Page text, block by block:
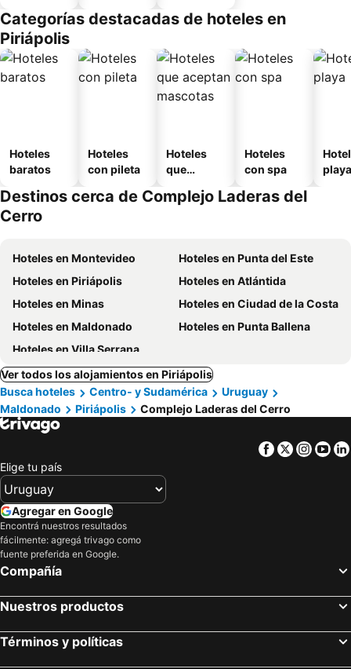
Categorías destacadas de hoteles en
Piriápolis
Hoteles
baratos
Hoteles
con pileta
Hoteles
que
mascotas
Hoteles
con spa
playa
Destinos cerca de Complejo Laderas del
Cerro
Hoteles en Montevideo
Hoteles en Punta del Este
Hoteles en Piriápolis
Hoteles en Atlántida
Hoteles en Minas
Hoteles en Ciudad de la Costa
Hoteles en Maldonado
Hoteles en Punta Ballena
Hoteles en Villa Serrana
Ver todos los alojamientos en Piriápolis
Busca hoteles
Centro- y Sudamérica
Uruguay
Maldonado
Piriápolis Complejo Laderas del Cerro
Facebook
Twitter
Elige tu país
Agregar en Google
Encontrá nuestros resultados
fácilmente: agregá trivago como
fuente preferida en Google.
Compañía
Nuestros productos
Términos y políticas